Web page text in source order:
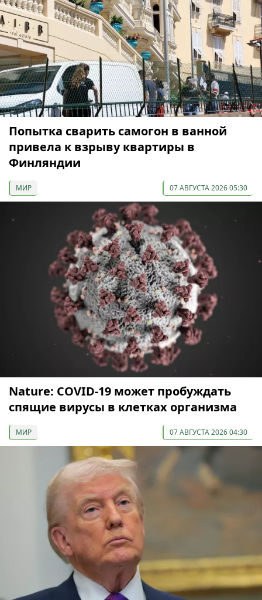
Попытка сварить самогон в ванной
привела к взрыву квартиры в
Финляндии
МИР 07 АВГУСТА 2026 05:30
Nature: COVID-19 может пробуждать
спящие вирусы в клетках организма
МИР 07 АВГУСТА 2026 04:30